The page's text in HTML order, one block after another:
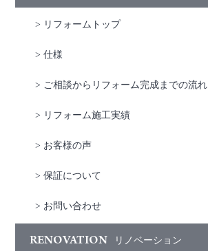
> リフォームトップ
> 仕様
> ご相談からリフォーム完成までの流れ
> リフォーム施工実績
> お客様の声
> 保証について
> お問い合わせ
RENOVATION リノベーション